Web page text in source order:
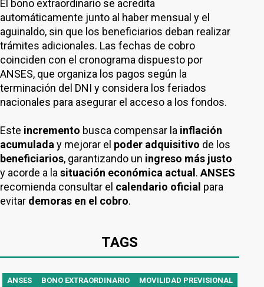
El bono extraordinario se acredita
automáticamente junto al haber mensual y el
aguinaldo, sin que los beneficiarios deban realizar
trámites adicionales. Las fechas de cobro
coinciden con el cronograma dispuesto por
ANSES, que organiza los pagos según la
terminación del DNI y considera los feriados
nacionales para asegurar el acceso a los fondos.
Este incremento busca compensar la inflación
acumulada y mejorar el poder adquisitivo de los
beneficiarios, garantizando un ingreso más justo
y acorde a la situación económica actual . ANSES
recomienda consultar el calendario oficial para
evitar demoras en el cobro.
TAGS
ANSES BONO EXTRAORDINARIO
MOVILIDAD PREVISIONAL